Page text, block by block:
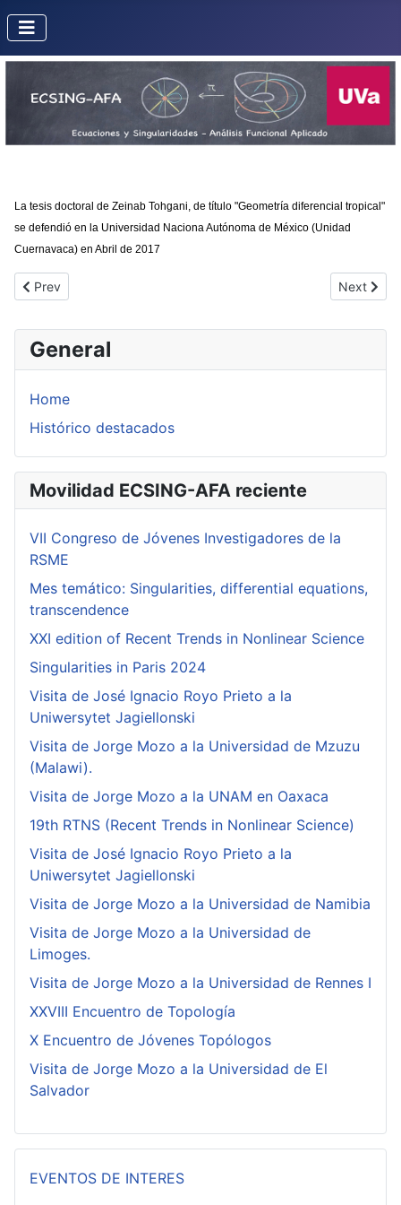
General
Home
Histórico destacados
Movilidad ECSING-AFA reciente
VII Congreso de Jóvenes Investigadores de la
RSME
Mes temático: Singularities, differential equations,
transcendence
XXI edition of Recent Trends in Nonlinear Science
Singularities in Paris 2024
Visita de José Ignacio Royo Prieto a la
Uniwersytet Jagiellonski
Visita de Jorge Mozo a la Universidad de Mzuzu
(Malawi).
Visita de Jorge Mozo a la UNAM en Oaxaca
19th RTNS (Recent Trends in Nonlinear Science)
Visita de José Ignacio Royo Prieto a la
Uniwersytet Jagiellonski
Visita de Jorge Mozo a la Universidad de Namibia
Visita de Jorge Mozo a la Universidad de
Limoges.
Visita de Jorge Mozo a la Universidad de Rennes I
XXVIII Encuentro de Topología
X Encuentro de Jóvenes Topólogos
Visita de Jorge Mozo a la Universidad de El
Salvador
EVENTOS DE INTERES
La tesis doctoral de Zeinab Tohgani, de título "Geometría diferencial tropical"
se defendió en la Universidad Naciona Autónoma de México (Unidad
Cuernavaca) en Abril de 2017
Previous article: Félix Álvaro Carnicero Martín
Prev Next
Next